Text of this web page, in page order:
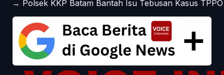
→ Polsek KKP Batam Bantah Isu Tebusan Kasus TPPO